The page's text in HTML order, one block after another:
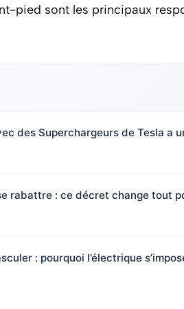
pied sont les principaux
des Superchargeurs de Tesla a
rabattre : ce décret change tout
: pourquoi l’électrique